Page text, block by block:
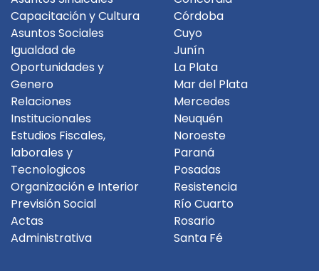
Capacitación y Cultura
Asuntos Sociales
Igualdad de
Oportunidades y
Genero
Relaciones
Institucionales
Estudios Fiscales,
laborales y
Tecnologicos
Organización e Interior
Previsión Social
Actas
Administrativa
Córdoba
Cuyo
Junín
La Plata
Mar del Plata
Mercedes
Neuquén
Noroeste
Paraná
Posadas
Resistencia
Río Cuarto
Rosario
Santa Fé